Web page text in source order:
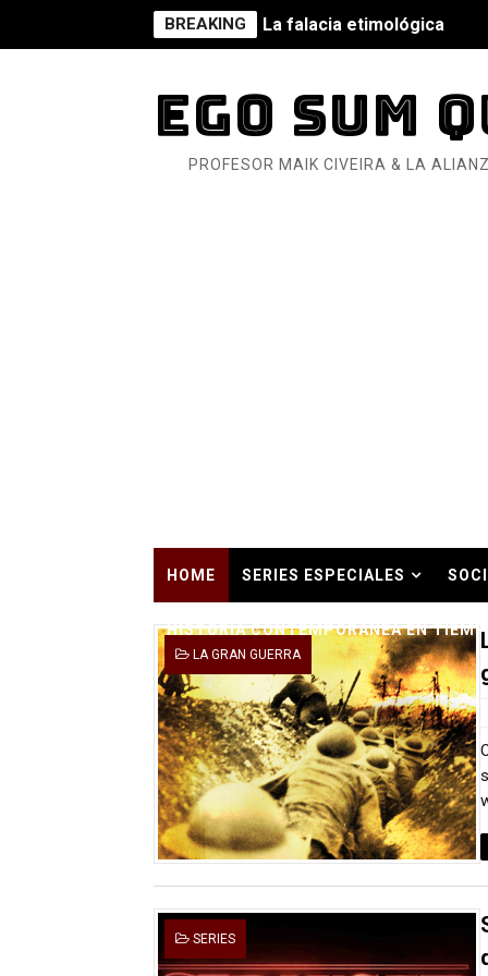
BREAKING La falacia etimológica
Mario: La epopeya del
Pequeña Filmoteca
Carlos Manzo y el
El mito de Frankenstein
25 grandes películas de
Devoraos los unos a los
Charlie Kirk y la izquierda
Dios es Cambio: Filosofía
Nuestra era de genocidios
Mis historias favoritas de
EGO SUM
PROFESOR MAIK CIVEIRA & LA
HOME SERIES ESPECIALES
HISTORIA CONTEMPORÁNEA EN
LA GRAN GUERRA
SERIES